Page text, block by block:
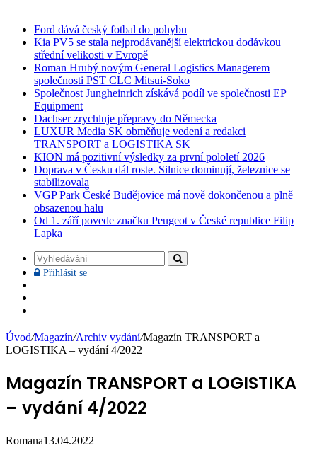
Ford dává český fotbal do pohybu
Kia PV5 se stala nejprodávanější elektrickou dodávkou
střední velikosti v Evropě
Roman Hrubý novým General Logistics Managerem
společnosti PST CLC Mitsui-Soko
Společnost Jungheinrich získává podíl ve společnosti EP
Equipment
Dachser zrychluje přepravy do Německa
LUXUR Media SK obměňuje vedení a redakci
TRANSPORT a LOGISTIKA SK
KION má pozitivní výsledky za první pololetí 2026
Doprava v Česku dál roste. Silnice dominují, železnice se
stabilizovala
VGP Park České Budějovice má nově dokončenou a plně
obsazenou halu
Od 1. září povede značku Peugeot v České republice Filip
Lapka
Vyhledávání
Přihlásit sePřihlásit
Úvod/Magazín/Archiv vydání/Magazín TRANSPORT a
LOGISTIKA – vydání 4/2022
Magazín TRANSPORT a LOGISTIKA
– vydání 4/2022
Romana13.04.2022